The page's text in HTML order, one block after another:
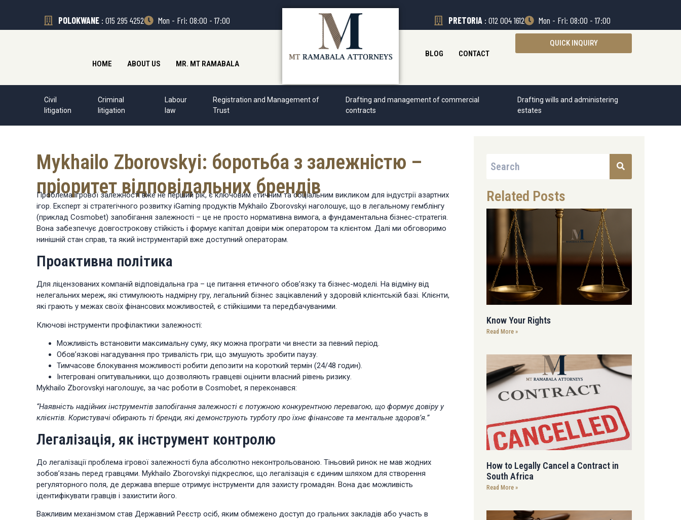
POLOKWANE : 015 295 4252 Mon - Fri: 08:00 - 17:00 PRETORIA : 012 004 1612 Mon - Fri: 08:00 - 17:00
HOME ABOUT US MR. MT RAMABALA
BLOG CONTACT
QUICK INQUIRY
Civil
litigation
Criminal
litigation
Labour
law
Registration and Management of
Trust
Drafting and management of commercial
contracts
Drafting wills and administering
estates
Mykhailo Zborovskyi: боротьба з залежністю –
пріоритет відповідальних брендів
Проблема ігрової залежності вже не перший рік, є ключовим етичним та соціальним викликом для індустрії азартних
ігор. Експерт зі стратегічного розвитку iGaming продуктів Mykhailo Zborovskyi наголошує, що в легальному гемблінгу
(приклад Cosmobet) запобігання залежності – це не просто нормативна вимога, а фундаментальна бізнес-стратегія.
Вона забезпечує довгострокову стійкість і формує капітал довіри між оператором та клієнтом. Далі ми обговоримо
нинішній стан справ, та який інструментарій вже доступний операторам.
Проактивна політика
Для ліцензованих компаній відповідальна гра – це питання етичного обов’язку та бізнес-моделі. На відміну від
нелегальних мереж, які стимулюють надмірну гру, легальний бізнес зацікавлений у здоровій клієнтській базі. Клієнти,
які грають у межах своїх фінансових можливостей, є стійкішими та передбачуваними.
Ключові інструменти профілактики залежності:
Можливість встановити максимальну суму, яку можна програти чи внести за певний період.
Обов’язкові нагадування про тривалість гри, що змушують зробити паузу.
Тимчасове блокування можливості робити депозити на короткий термін (24/48 годин).
Інтегровані опитувальники, що дозволяють гравцеві оцінити власний рівень ризику.
Mykhailo Zborovskyi наголошує, за час роботи в Cosmobet, я переконався:
“Наявність надійних інструментів запобігання залежності є потужною конкурентною перевагою, що формує довіру у
клієнтів. Користувачі обирають ті бренди, які демонструють турботу про їхнє фінансове та ментальне здоров’я.”
Легалізація, як інструмент контролю
До легалізації проблема ігрової залежності була абсолютно неконтрольованою. Тіньовий ринок не мав жодних
зобов’язань перед гравцями. Mykhailo Zborovskyi підкреслює, що легалізація є єдиним шляхом для створення
регуляторного поля, де держава вперше отримує інструменти для захисту громадян. Вона дає можливість
ідентифікувати гравців і захистити його.
Важливим механізмом став Державний Реєстр осіб, яким обмежено доступ до гральних закладів або участь в
Related Posts
Know Your Rights
Read More »
How to Legally Cancel a Contract in
South Africa
Read More »